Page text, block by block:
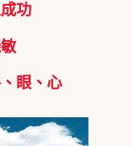
功
眼、心